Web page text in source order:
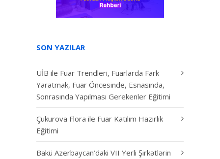
SON YAZILAR
UİB ile Fuar Trendleri, Fuarlarda Fark
Yaratmak, Fuar Öncesinde, Esnasında,
Sonrasında Yapılması Gerekenler Eğitimi
Çukurova Flora ile Fuar Katılım Hazırlık
Eğitimi
Bakü Azerbaycan’daki VII Yerli Şirkətlərin